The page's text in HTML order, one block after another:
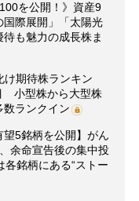
を公開！》資産9
際展開」「太陽光
も魅力の成長株ま
け期待株ランキン
小型株から大型株
数ランクイン
望5銘柄を公開】がん
余命宣告後の集中投
銘柄にある“ストー